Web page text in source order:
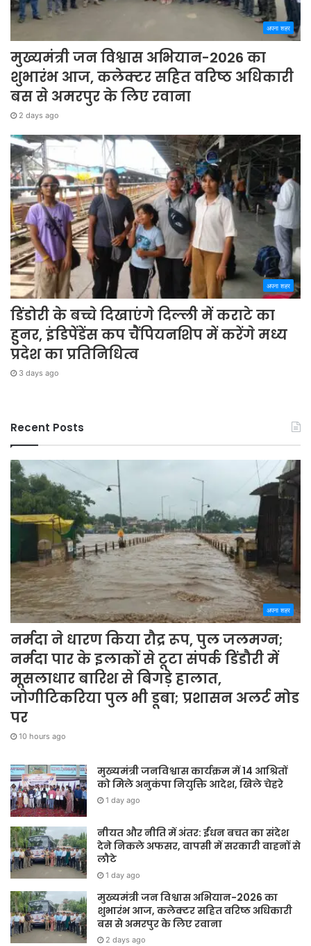
अपना शहर
मुख्यमंत्री जन विश्वास अभियान-2026 का
शुभारंभ आज, कलेक्टर सहित वरिष्ठ अधिकारी
बस से अमरपुर के लिए रवाना
2 days ago
अपना शहर
डिंडोरी के बच्चे दिखाएंगे दिल्ली में कराटे का
हुनर, इंडिपेंडेंस कप चैंपियनशिप में करेंगे मध्य
प्रदेश का प्रतिनिधित्व
3 days ago
Recent Posts
अपना शहर
नर्मदा ने धारण किया रौद्र रूप, पुल जलमग्न;
नर्मदा पार के इलाकों से टूटा संपर्क डिंडौरी में
मूसलाधार बारिश से बिगड़े हालात,
जोगीटिकरिया पुल भी डूबा; प्रशासन अलर्ट मोड
पर
10 hours ago
मुख्यमंत्री जनविश्वास कार्यक्रम में 14 आश्रितों
को मिले अनुकंपा नियुक्ति आदेश, खिले चेहरे
1 day ago
नीयत और नीति में अंतर: ईंधन बचत का संदेश
देने निकले अफसर, वापसी में सरकारी वाहनों से
लौटे
1 day ago
मुख्यमंत्री जन विश्वास अभियान-2026 का
शुभारंभ आज, कलेक्टर सहित वरिष्ठ अधिकारी
बस से अमरपुर के लिए रवाना
2 days ago